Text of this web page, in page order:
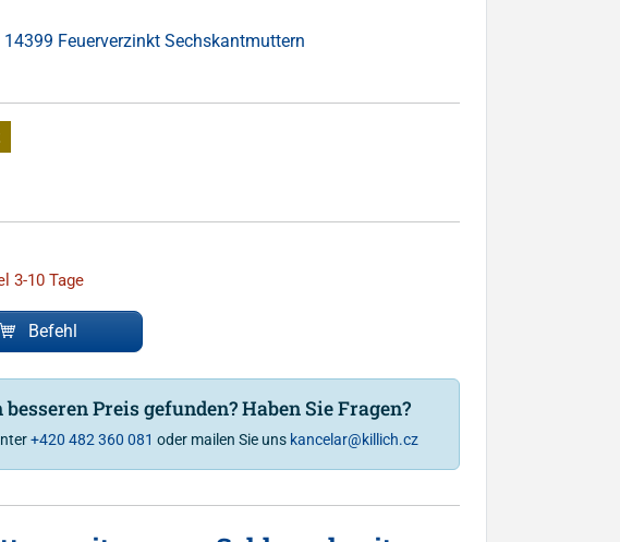
14399 Feuerverzinkt Sechskantmuttern
3-10 Tage
Befehl
Preis gefunden? Haben Sie Fragen?
+420 482 360 081 oder mailen Sie uns kancelar@killich.cz